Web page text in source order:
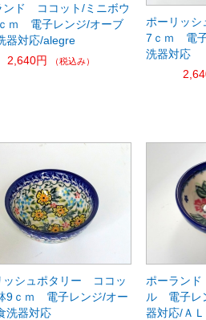
ンド ココット/ミニボウ
ｍ 電子レンジ/オーブ
器対応/alegre
2,640円
（税込み）
ポーリッ
7ｃｍ 電
洗器対応
ッシュポタリー ココッ
9ｃｍ 電子レンジ/オー
洗器対応
ポーラン
ル 電子レ
器対応/Ａ